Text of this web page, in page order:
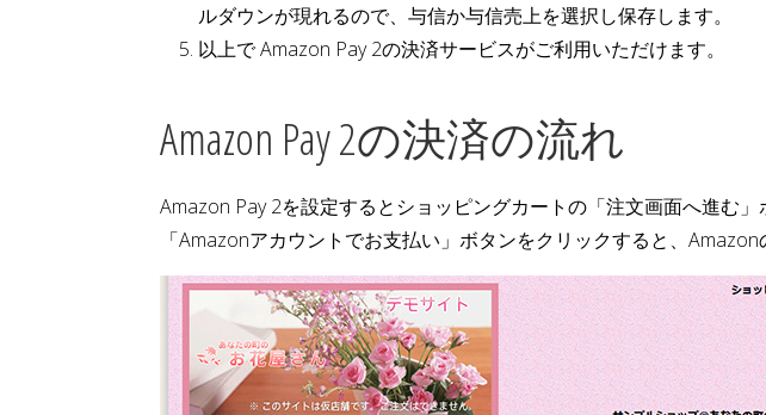
ルダウンが現れるので、与信か与信売上を選択し保存します。
以上で Amazon Pay 2の決済サービスがご利用いただけます。
Amazon Pay 2の決済の流れ
Amazon Pay 2を設定するとショッピングカートの「注文画面へ進む
「Amazonアカウントでお支払い」ボタンをクリックすると、Amazon